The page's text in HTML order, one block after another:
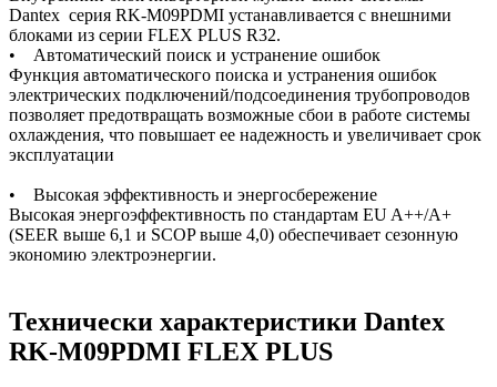
Dantex серия RK-M09PDMI устанавливается с внешними
блоками из серии FLEX PLUS R32.
• Автоматический поиск и устранение ошибок
Функция автоматического поиска и устранения ошибок
электрических подключений/подсоединения трубопроводов
позволяет предотвращать возможные сбои в работе системы
охлаждения, что повышает ее надежность и увеличивает срок
эксплуатации
• Высокая эффективность и энергосбережение
Высокая энергоэффективность по стандартам EU A++/A+
(SEER выше 6,1 и SCOP выше 4,0) обеспечивает сезонную
экономию электроэнергии.
Технически характеристики Dantex
RK-M09PDMI FLEX PLUS